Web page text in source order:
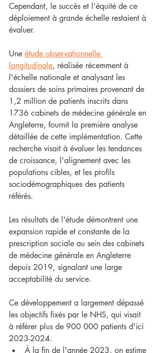
Cependant, le succès et l'équité de ce
déploiement à grande échelle restaient à
évaluer.
Une étude observationnelle
longitudinale, réalisée récemment à
l'échelle nationale et analysant les
dossiers de soins primaires provenant de
1,2 million de patients inscrits dans
1736 cabinets de médecine générale en
Angleterre, fournit la première analyse
détaillée de cette implémentation. Cette
recherche visait à évaluer les tendances
de croissance, l'alignement avec les
populations cibles, et les profils
sociodémographiques des patients
référés.
Les résultats de l'étude démontrent une
expansion rapide et constante de la
prescription sociale au sein des cabinets
de médecine générale en Angleterre
depuis 2019, signalant une large
acceptabilité du service.
Ce développement a largement dépassé
les objectifs fixés par le NHS, qui visait
à référer plus de 900 000 patients d'ici
2023-2024.
À la fin de l'année 2023, on estime